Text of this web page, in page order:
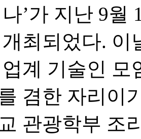
’가 지난 9월
최되었다. 이
계 기술인 모
겸한 자리이
관광학부 조